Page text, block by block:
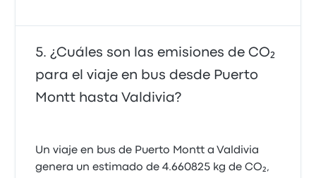
¿Cuáles son las emisiones de CO₂
para el viaje en bus desde Puerto
Montt hasta Valdivia?
Un viaje en bus de Puerto Montt a Valdivia
genera un estimado de 4.660825 kg de CO₂,